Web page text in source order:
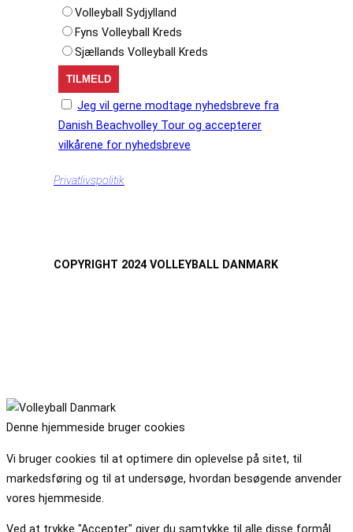
Volleyball Sydjylland
Fyns Volleyball Kreds
Sjællands Volleyball Kreds
Jeg vil gerne modtage nyhedsbreve fra
Danish Beachvolley Tour og accepterer
vilkårene for nyhedsbreve
Privatlivspolitik
COPYRIGHT 2024 VOLLEYBALL DANMARK
Denne hjemmeside bruger cookies
Vi bruger cookies til at optimere din oplevelse på sitet, til
markedsføring og til at undersøge, hvordan besøgende anvender
vores hjemmeside.
Ved at trykke "Accepter" giver du samtykke til alle disse formål.